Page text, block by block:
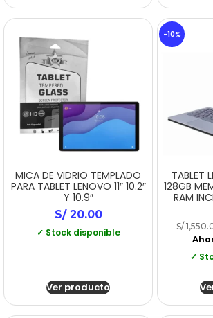
MICA DE VIDRIO TEMPLADO
PARA TABLET LENOVO 11″ 10.2″
Y 10.9″
S/20.00
✓ Stock disponible
Ver producto
-10%
TABLET
128GB
RAM
S/
✓